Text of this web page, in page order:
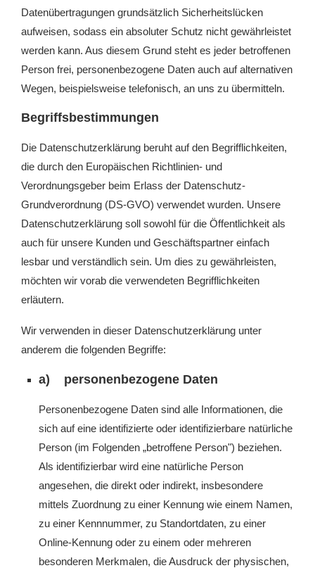
Datenübertragungen grundsätzlich Sicherheitslücken
aufweisen, sodass ein absoluter Schutz nicht gewährleistet
werden kann. Aus diesem Grund steht es jeder betroffenen
Person frei, personenbezogene Daten auch auf alternativen
Wegen, beispielsweise telefonisch, an uns zu übermitteln.
Begriffsbestimmungen
Die Datenschutzerklärung beruht auf den Begrifflichkeiten,
die durch den Europäischen Richtlinien- und
Verordnungsgeber beim Erlass der Datenschutz-
Grundverordnung (DS-GVO) verwendet wurden. Unsere
Datenschutzerklärung soll sowohl für die Öffentlichkeit als
auch für unsere Kunden und Geschäftspartner einfach
lesbar und verständlich sein. Um dies zu gewährleisten,
möchten wir vorab die verwendeten Begrifflichkeiten
erläutern.
Wir verwenden in dieser Datenschutzerklärung unter
anderem die folgenden Begriffe:
a) personenbezogene Daten
Personenbezogene Daten sind alle Informationen, die
sich auf eine identifizierte oder identifizierbare natürliche
Person (im Folgenden „betroffene Person") beziehen.
Als identifizierbar wird eine natürliche Person
angesehen, die direkt oder indirekt, insbesondere
mittels Zuordnung zu einer Kennung wie einem Namen,
zu einer Kennnummer, zu Standortdaten, zu einer
Online-Kennung oder zu einem oder mehreren
besonderen Merkmalen, die Ausdruck der physischen,